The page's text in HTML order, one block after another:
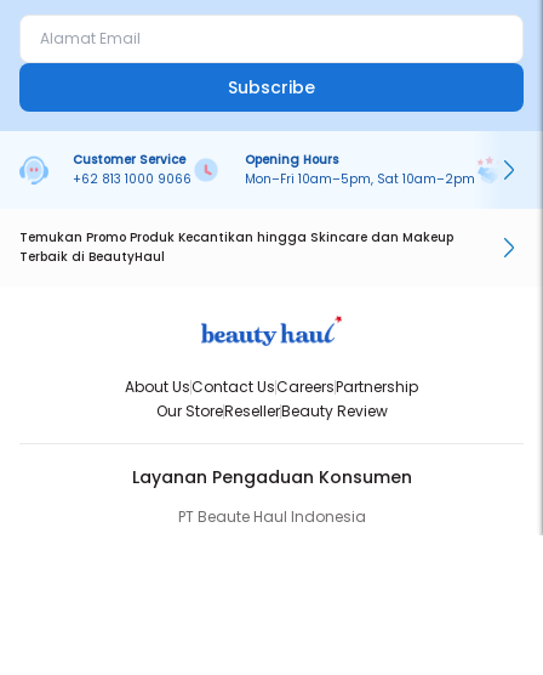
Subscribe
Customer Service
+62 813 1000 9066
Opening Hours
Mon–Fri 10am–5pm, Sat 10am–2pm
Temukan Promo Produk Kecantikan hingga Skincare dan Makeup
Terbaik di BeautyHaul
About UsContact UsCareersPartnership
Our StoreResellerBeauty Review
Layanan Pengaduan Konsumen
PT Beaute Haul Indonesia